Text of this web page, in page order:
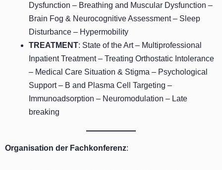
Dysfunction – Breathing and Muscular Dysfunction –
Brain Fog & Neurocognitive Assessment – Sleep
Disturbance – Hypermobility
TREATMENT: State of the Art – Multiprofessional
Inpatient Treatment – Treating Orthostatic Intolerance
– Medical Care Situation & Stigma – Psychological
Support – B and Plasma Cell Targeting –
Immunoadsorption – Neuromodulation – Late
breaking
Organisation der Fachkonferenz: